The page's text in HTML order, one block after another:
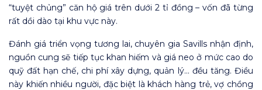
“tuyệt chủng” căn hộ giá trên dưới 2 tỉ đồng – vốn đã từng
rất dồi dào tại khu vực này.
Đánh giá triển vọng tương lai, chuyên gia Savills nhận định,
nguồn cung sẽ tiếp tục khan hiếm và giá neo ở mức cao do
quỹ đất hạn chế, chi phí xây dựng, quản lý… đều tăng. Điều
này khiến nhiều người, đặc biệt là khách hàng trẻ, vợ chồng